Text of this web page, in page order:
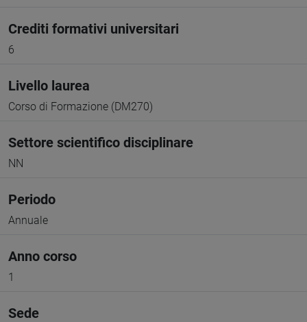
Crediti formativi universitari
6
Livello laurea
Corso di Formazione (DM270)
Settore scientifico disciplinare
NN
Periodo
Annuale
Anno corso
1
Sede